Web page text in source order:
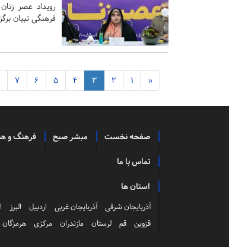
رویداد عصر
فرهنگی تبیان
«
1
2
3
4
5
6
7
صفحه نخست مبشر صبح فرهنگ و
تماس با ما
استان ها
آذربایجان شرقی آذربایجان غربی اردبیل البرز
قزوین
قم لرستان مازندران مرکزی هرمزگان